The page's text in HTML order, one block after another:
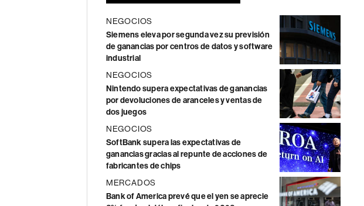
NEGOCIOS
Siemens eleva por segunda vez su previsión
de ganancias por centros de datos y software
industrial
NEGOCIOS
Nintendo supera expectativas de ganancias
por devoluciones de aranceles y ventas de
dos juegos
NEGOCIOS
SoftBank supera las expectativas de
ganancias gracias al repunte de acciones de
fabricantes de chips
MERCADOS
Bank of America prevé que el yen se aprecie